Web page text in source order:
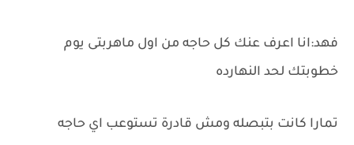
فهد:انا اعرف عنك كل حاجه من اول ماهربتى يوم
خطوبتك لحد النهارده
تمارا كانت بتبصله ومش قادرة تستوعب اي حاجه